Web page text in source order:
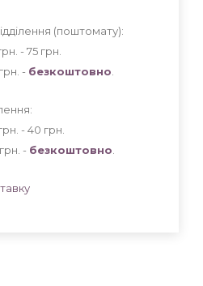
(поштомату):
- 75 грн
- безкоштовно
- 40 грн
- безкоштовно